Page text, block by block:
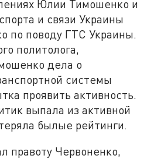
Юлии Тимошенко и
и связи Украины
по поводу ГТС Украины.
политолога,
дела о
системы
проявить активность.
выпала из активной
былые рейтинги.
правоту Червоненко,